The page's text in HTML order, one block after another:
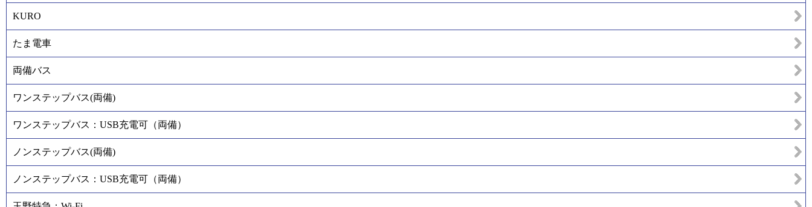
KURO
たま電車
両備バス
ワンステップバス(両備)
ワンステップバス：USB充電可（両備）
ノンステップバス(両備)
ノンステップバス：USB充電可（両備）